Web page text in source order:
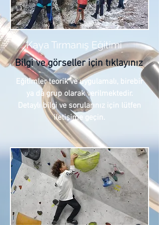
Kaya Tırmanış Eğitimi
Bilgi ve görseller için tıklayınız
Eğitimler teorik ve uygulamalı, birebir
ya da grup olarak verilmektedir.
Detaylı bilgi ve sorularınız için lütfen
iletişime geçin.